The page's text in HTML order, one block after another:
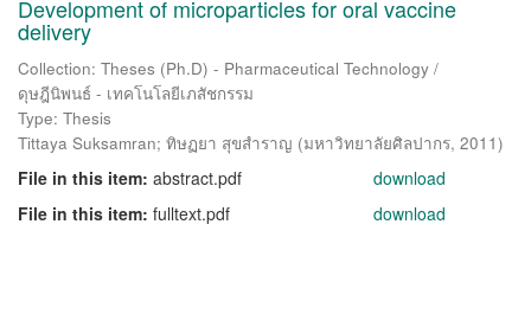
Development of microparticles for oral vaccine
delivery
Collection: Theses (Ph.D) - Pharmaceutical Technology /
ดุษฎีนิพนธ์ - เทคโนโลยีเภสัชกรรม
Type: Thesis
Tittaya Suksamran; ทิษฏยา สุขสำราญ (มหาวิทยาลัยศิลปากร, 2011)
File in this item: abstract.pdf
download
File in this item: fulltext.pdf download